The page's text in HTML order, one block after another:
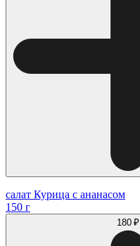
салат Курица с ананасом
150 г
180 ₽